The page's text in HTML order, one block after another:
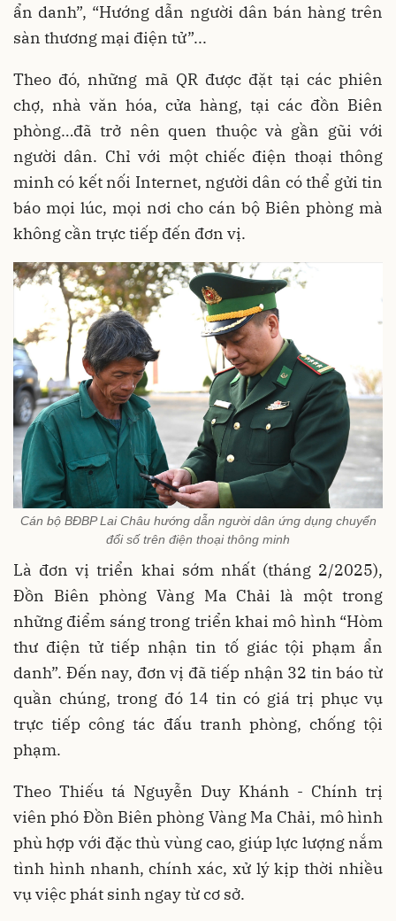
ẩn danh”, “Hướng dẫn người dân bán hàng trên
sàn thương mại điện tử”...
Theo đó, những mã QR được đặt tại các phiên
chợ, nhà văn hóa, cửa hàng, tại các đồn Biên
phòng…đã trở nên quen thuộc và gần gũi với
người dân. Chỉ với một chiếc điện thoại thông
minh có kết nối Internet, người dân có thể gửi tin
báo mọi lúc, mọi nơi cho cán bộ Biên phòng mà
không cần trực tiếp đến đơn vị.
Cán bộ BĐBP Lai Châu hướng dẫn người dân ứng dụng chuyển
đổi số trên điện thoại thông minh
Là đơn vị triển khai sớm nhất (tháng 2/2025),
Đồn Biên phòng Vàng Ma Chải là một trong
những điểm sáng trong triển khai mô hình “Hòm
thư điện tử tiếp nhận tin tố giác tội phạm ẩn
danh”. Đến nay, đơn vị đã tiếp nhận 32 tin báo từ
quần chúng, trong đó 14 tin có giá trị phục vụ
trực tiếp công tác đấu tranh phòng, chống tội
phạm.
Theo Thiếu tá Nguyễn Duy Khánh - Chính trị
viên phó Đồn Biên phòng Vàng Ma Chải, mô hình
phù hợp với đặc thù vùng cao, giúp lực lượng nắm
tình hình nhanh, chính xác, xử lý kịp thời nhiều
vụ việc phát sinh ngay từ cơ sở.